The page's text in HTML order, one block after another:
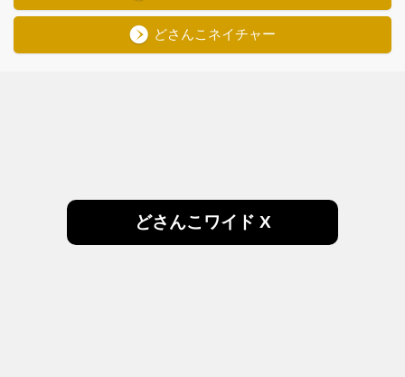
どさんこネイチャー
どさんこワイド X